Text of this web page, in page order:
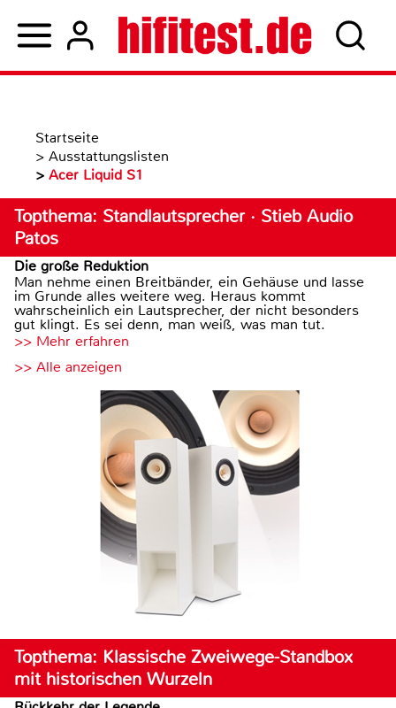
Startseite
> Ausstattungslisten
> Acer Liquid S1
Topthema: Standlautsprecher · Stieb Audio
Patos
Die große Reduktion
Man nehme einen Breitbänder, ein Gehäuse und lasse
im Grunde alles weitere weg. Heraus kommt
wahrscheinlich ein Lautsprecher, der nicht besonders
gut klingt. Es sei denn, man weiß, was man tut.
>> Mehr erfahren
>> Alle anzeigen
Topthema: Klassische Zweiwege-Standbox
mit historischen Wurzeln